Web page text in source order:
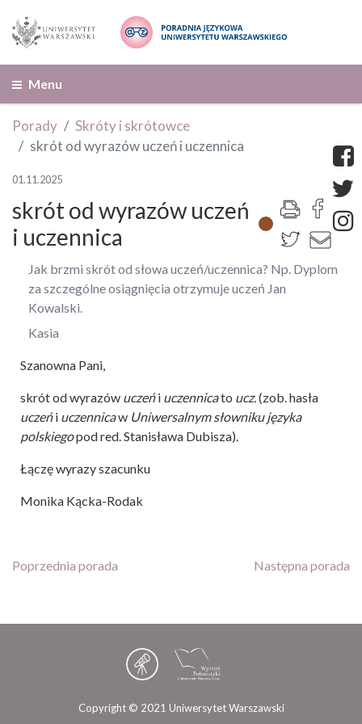
Menu
Porady
Skróty i skrótowce
skrót od wyrazów uczeń i uczennica
01.11.2025
skrót od wyrazów uczeń
i uczennica
Jak brzmi skrót od słowa uczeń/uczennica? Np. Dyplom
za szczególne osiągnięcia otrzymuje uczeń Jan
Kowalski.
Kasia
Szanowna Pani,
skrót od wyrazów uczeńi uczennicato ucz.(zob. hasła
uczeńi uczennicaw Uniwersalnym słowniku języka
polskiegopod red. Stanisława Dubisza).
Łączę wyrazy szacunku
Monika Kącka-Rodak
Poprzednia porada Następna porada
Copyright © 2021 Uniwersytet Warszawski